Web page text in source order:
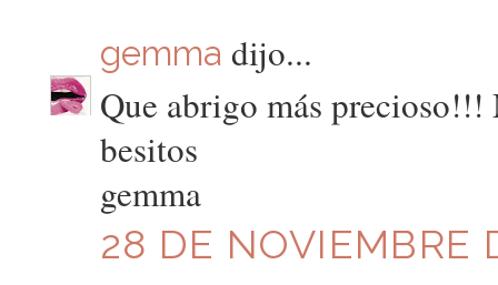
gemma dijo...
Que abrigo más
besitos
gemma
28 DE NOVIEMBRE